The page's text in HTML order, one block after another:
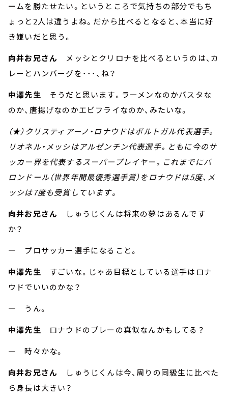
ームを勝たせたい。というところで気持ちの部分でもち
ょっと2人は違うよね。だから比べるとなると、本当に好
き嫌いだと思う。
向井お兄さん
メッシとクリロナを比べるというのは、カ
レーとハンバーグを･･･、ね？
中澤先生 そうだと思います。ラーメンなのかパスタな
のか、唐揚げなのかエビフライなのか、みたいな。
（★）クリスティアーノ・ロナウドはポルトガル代表選手。
リオネル・メッシはアルゼンチン代表選手。ともに今のサ
ッカー界を代表するスーパープレイヤー。これまでにバ
ロンドール（世界年間最優秀選手賞）をロナウドは5度、メ
ッシは7度も受賞しています。
向井お兄さん
しゅうじくんは将来の夢はあるんです
か？
― プロサッカー選手になること。
中澤先生 すごいな。じゃあ目標としている選手はロナ
ウドでいいのかな？
― うん。
中澤先生 ロナウドのプレーの真似なんかもしてる？
― 時々かな。
向井お兄さん
しゅうじくんは今、周りの同級生に比べた
ら身長は大きい？